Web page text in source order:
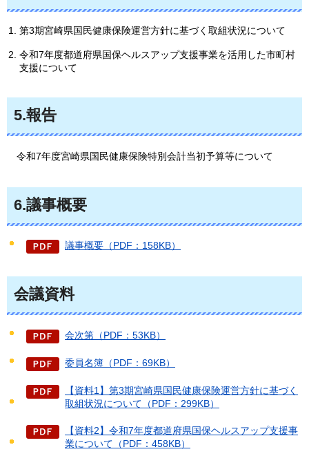
第3期宮崎県国民健康保険運営方針に基づく取組状況について
令和7年度都道府県国保ヘルスアップ支援事業を活用した市町村
支援について
5.報告
令和7年度宮崎県国民健康保険特別会計当初予算等について
6.議事概要
議事概要（PDF：158KB）
会議資料
会次第（PDF：53KB）
委員名簿（PDF：69KB）
【資料1】第3期宮崎県国民健康保険運営方針に基づく
取組状況について（PDF：299KB）
【資料2】令和7年度都道府県国保ヘルスアップ支援事
業について（PDF：458KB）